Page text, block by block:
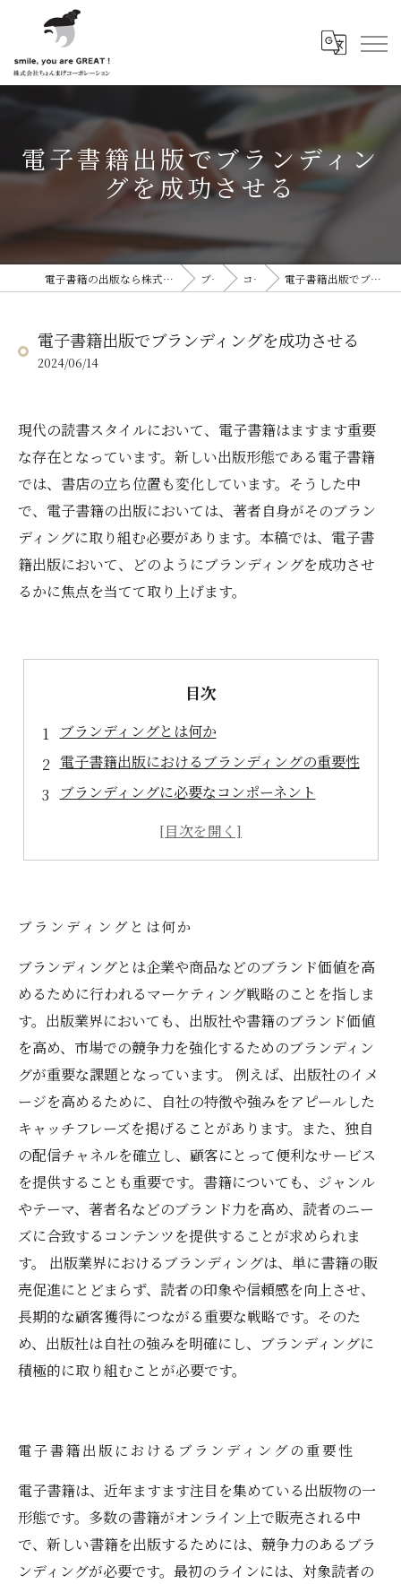
電子書籍出版でブランディン
グを成功させる
電子書籍の出版なら株式会社ちょんまげコーポレーション ブログ コラム 電子書籍出版でブランディングを成功させる
電子書籍出版でブランディングを成功させる
2024/06/14
現代の読書スタイルにおいて、電子書籍はますます重要
な存在となっています。新しい出版形態である電子書籍
では、書店の立ち位置も変化しています。そうした中
で、電子書籍の出版においては、著者自身がそのブラン
ディングに取り組む必要があります。本稿では、電子書
籍出版において、どのようにブランディングを成功させ
るかに焦点を当てて取り上げます。
目次
ブランディングとは何か
電子書籍出版におけるブランディングの重要性
ブランディングに必要なコンポーネント
成功したブランディングの例
ブランディングとは何か
ブランディングとは企業や商品などのブランド価値を高
めるために行われるマーケティング戦略のことを指しま
す。出版業界においても、出版社や書籍のブランド価値
を高め、市場での競争力を強化するためのブランディン
グが重要な課題となっています。 例えば、出版社のイメ
ージを高めるために、自社の特徴や強みをアピールした
キャッチフレーズを掲げることがあります。また、独自
の配信チャネルを確立し、顧客にとって便利なサービス
を提供することも重要です。書籍についても、ジャンル
やテーマ、著者名などのブランド力を高め、読者のニー
ズに合致するコンテンツを提供することが求められま
す。 出版業界におけるブランディングは、単に書籍の販
売促進にとどまらず、読者の印象や信頼感を向上させ、
長期的な顧客獲得につながる重要な戦略です。そのた
め、出版社は自社の強みを明確にし、ブランディングに
積極的に取り組むことが必要です。
電子書籍出版におけるブランディングの重要性
電子書籍は、近年ますます注目を集めている出版物の一
形態です。多数の書籍がオンライン上で販売される中
で、新しい書籍を出版するためには、競争力のあるブラ
ンディングが必要です。最初のラインには、対象読者の